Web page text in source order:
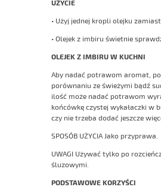
UŻYCIE
• Użyj jednej kropli olejku
• Olejek z imbiru świetnie
OLEJEK Z IMBIRU W KUCHNI
Aby nadać potrawom aromat,
porównaniu ze świeżymi bądź
ilość może nadać potrawom
końcówkę czystej wykałaczki w
czy nie trzeba dodać jeszcze
SPOSÓB UŻYCIA Jako przyprawa.
UWAGI Używać tylko po
śluzowymi.
PODSTAWOWE KORZYŚCI